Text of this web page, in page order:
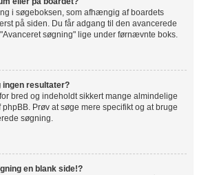
i søgeboksen, som afhængig af boardets
på siden. Du får adgang til den avancerede
søgning" lige under førnævnte boks.
ingen resultater?
bred og indeholdt sikkert mange almindelige
Prøv at søge mere specifikt og at bruge
søgning.
en blank side!?